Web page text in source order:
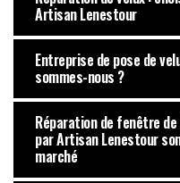
Artisan Lenestour
Entreprise de pose de
sommes-nous ?
Réparation de fenêtre
par Artisan Lenestour
marché